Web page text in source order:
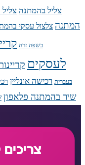
צליל בהמתנה
המתנה צלצול עסקי
בשפה זרה
לעסקים
בעברית רכישה אונליין
שיר בהמתנה פלאפון